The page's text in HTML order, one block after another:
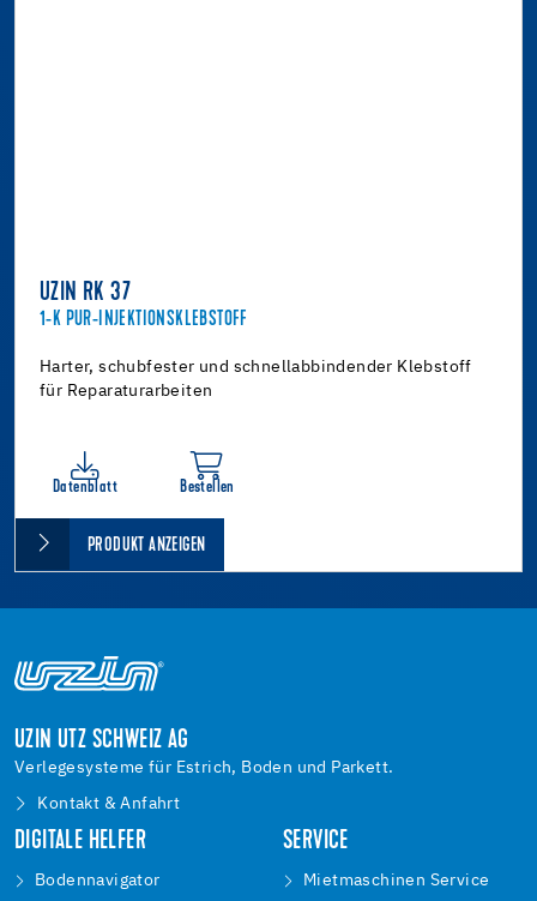
UZIN RK 37
1-K PUR-INJEKTIONSKLEBSTOFF
Harter, schubfester und schnellabbindender Klebstoff
für Reparaturarbeiten
Datenblatt Bestellen
PRODUKT ANZEIGEN
UZIN UTZ SCHWEIZ AG
Verlegesysteme für Estrich, Boden und Parkett.
Kontakt & Anfahrt
DIGITALE HELFER
Bodennavigator
SERVICE
Mietmaschinen Service